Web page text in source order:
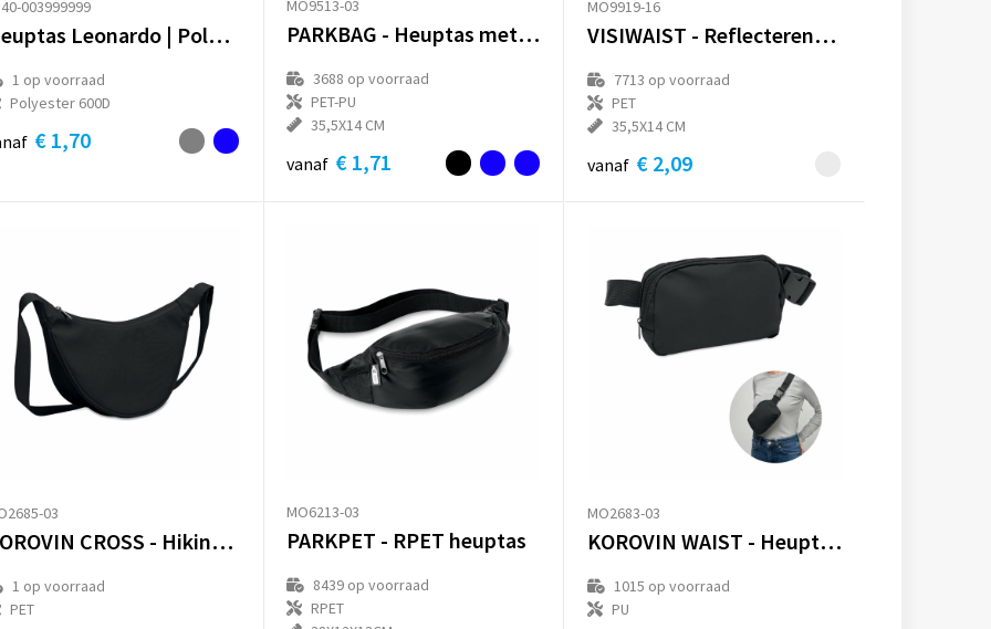
003999999
Heuptas Leonardo | Polyester
1 op voorraad
Polyester 600D
€ 1,70
MO9513-03
PARKBAG - Heuptas met rits
3688 op voorraad
PET-PU
35,5X14 CM
vanaf € 1,71
MO9919-16
VISIWAIST - Reflecterende heuptas
7713 op voorraad
PET
35,5X14 CM
vanaf € 2,09
03
KOROVIN CROSS - Hiking heuptas in 400D oxford
1 op voorraad
PET
MO6213-03
PARKPET - RPET heuptas
8439op voorraad
RPET
MO2683-03
KOROVIN WAIST - Heuptas van 210D polyester
1015 op voorraad
PU